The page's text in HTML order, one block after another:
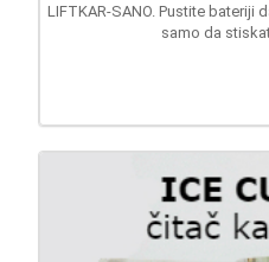
LIFTKAR-SANO. Pustite bateriji
samo da